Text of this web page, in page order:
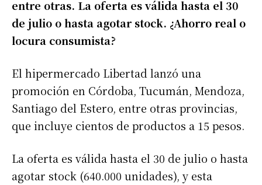
entre otras. La oferta es válida hasta el 30
de julio o hasta agotar stock. ¿Ahorro real o
locura consumista?
El hipermercado Libertad lanzó una
promoción en Córdoba, Tucumán, Mendoza,
Santiago del Estero, entre otras provincias,
que incluye cientos de productos a 15 pesos.
La oferta es válida hasta el 30 de julio o hasta
agotar stock (640.000 unidades), y esta